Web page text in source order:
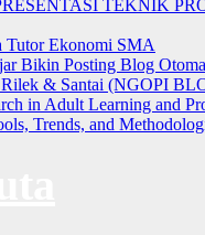
TEKNIK
Tutor Ekonomi SMA
Bikin Posting Blog
& Santai (NGOPI
in Adult Learning and
Trends, and